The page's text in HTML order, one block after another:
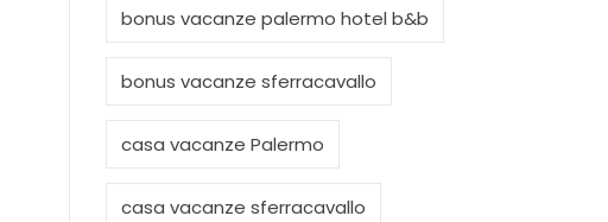
bonus vacanze palermo hotel b&b
bonus vacanze sferracavallo
casa vacanze Palermo
casa vacanze sferracavallo